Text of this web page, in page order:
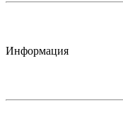
Информация